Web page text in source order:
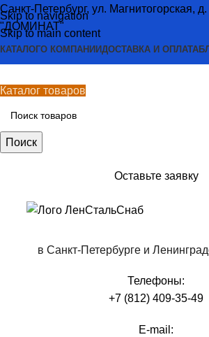
Skip to navigation
Skip to main content
Санкт-Петербург, ул. Магнитогорская,
"ДОМИНАТ"
КАТАЛОГО КОМПАНИИДОСТАВКА И ОПЛАТА
Каталог товаров
Поиск
Оставьте заявку
в Санкт-Петербурге и
Телефоны:
+7 (812) 409-35-49
E-mail: